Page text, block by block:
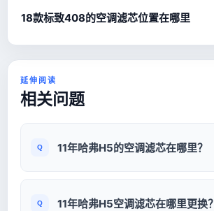
18款标致408的空调滤芯位置在哪里
延伸阅读
相关问题
11年哈弗H5的空调滤芯在哪里？
11年哈弗H5空调滤芯在哪里更换？